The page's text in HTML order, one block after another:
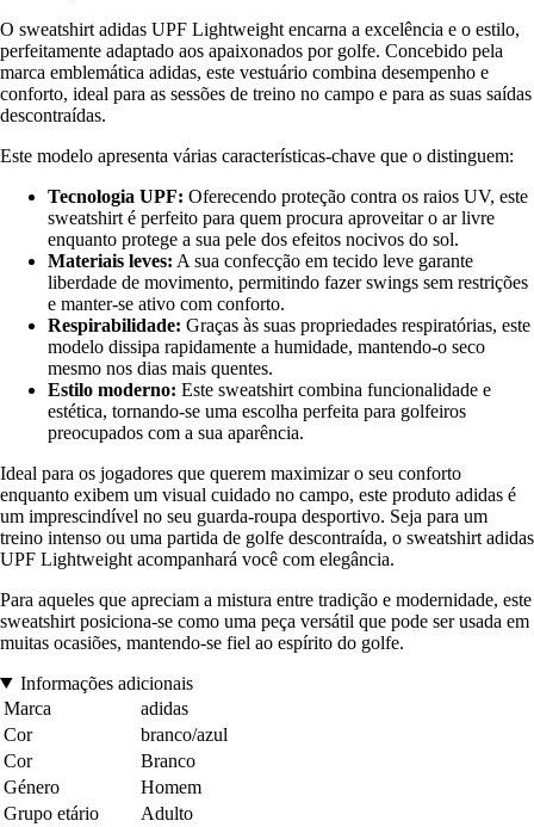
O sweatshirt adidas UPF Lightweight encarna a excelência e o estilo,
perfeitamente adaptado aos apaixonados por golfe. Concebido pela
marca emblemática adidas, este vestuário combina desempenho e
conforto, ideal para as sessões de treino no campo e para as suas saídas
descontraídas.
Este modelo apresenta várias características-chave que o distinguem:
Tecnologia UPF: Oferecendo proteção contra os raios UV, este
sweatshirt é perfeito para quem procura aproveitar o ar livre
enquanto protege a sua pele dos efeitos nocivos do sol.
Materiais leves: A sua confecção em tecido leve garante
liberdade de movimento, permitindo fazer swings sem restrições
e manter-se ativo com conforto.
Respirabilidade: Graças às suas propriedades respiratórias, este
modelo dissipa rapidamente a humidade, mantendo-o seco
mesmo nos dias mais quentes.
Estilo moderno: Este sweatshirt combina funcionalidade e
estética, tornando-se uma escolha perfeita para golfeiros
preocupados com a sua aparência.
Ideal para os jogadores que querem maximizar o seu conforto
enquanto exibem um visual cuidado no campo, este produto adidas é
um imprescindível no seu guarda-roupa desportivo. Seja para um
treino intenso ou uma partida de golfe descontraída, o sweatshirt adidas
UPF Lightweight acompanhará você com elegância.
Para aqueles que apreciam a mistura entre tradição e modernidade, este
sweatshirt posiciona-se como uma peça versátil que pode ser usada em
muitas ocasiões, mantendo-se fiel ao espírito do golfe.
Informações adicionais
Marca
adidas
Cor
branco/azul
Cor
Branco
Género
Homem
Grupo etário
Adulto